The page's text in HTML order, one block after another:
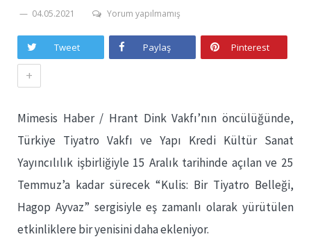
04.05.2021 Yorum yapılmamış
Tweet Paylaş Pinterest
+
Mimesis Haber / Hrant Dink Vakfı’nın öncülüğünde,
Türkiye Tiyatro Vakfı ve Yapı Kredi Kültür Sanat
Yayıncılılık işbirliğiyle 15 Aralık tarihinde açılan ve 25
Temmuz’a kadar sürecek “Kulis: Bir Tiyatro Belleği,
Hagop Ayvaz” sergisiyle eş zamanlı olarak yürütülen
etkinliklere bir yenisini daha ekleniyor.